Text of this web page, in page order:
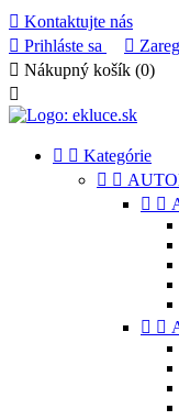
 Kontaktujte nás
 Prihláste sa 
 Nákupný košík (0)

  Kategórie
 
 
 